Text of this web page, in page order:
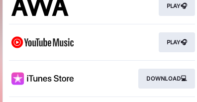
PLAY🎧
PLAY🎧
DOWNLOAD💻